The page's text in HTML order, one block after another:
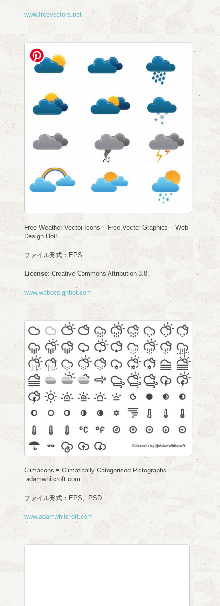
www.freevectors.net
Free Weather Vector Icons – Free Vector Graphics – Web
Design Hot!
ファイル形式：EPS
License:Creative Commons Attribution 3.0
www.webdesignhot.com
Climacons ≡ Climatically Categorised Pictographs –
adamwhitcroft.com
ファイル形式：EPS、PSD
www.adamwhitcroft.com